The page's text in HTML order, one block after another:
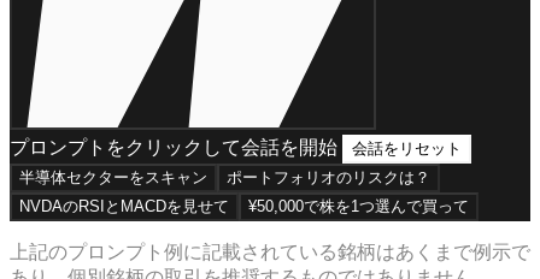
プロンプトをクリックして会話を開始
会話をリセット
半導体セクターをスキャン
ポートフォリオのリスクは？
NVDAのRSIとMACDを見せて
¥50,000で株を1つ選んで買って
あり、個別銘柄の取引を推奨するものではありません。